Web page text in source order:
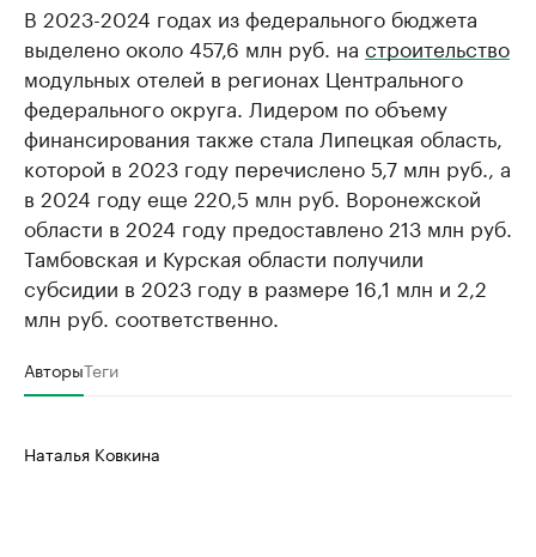
В 2023-2024 годах из федерального бюджета
выделено около 457,6 млн руб. на строительство
модульных отелей в регионах Центрального
федерального округа. Лидером по объему
финансирования также стала Липецкая область,
которой в 2023 году перечислено 5,7 млн руб., а
в 2024 году еще 220,5 млн руб. Воронежской
области в 2024 году предоставлено 213 млн руб.
Тамбовская и Курская области получили
субсидии в 2023 году в размере 16,1 млн и 2,2
млн руб. соответственно.
АвторыТеги
Наталья Ковкина